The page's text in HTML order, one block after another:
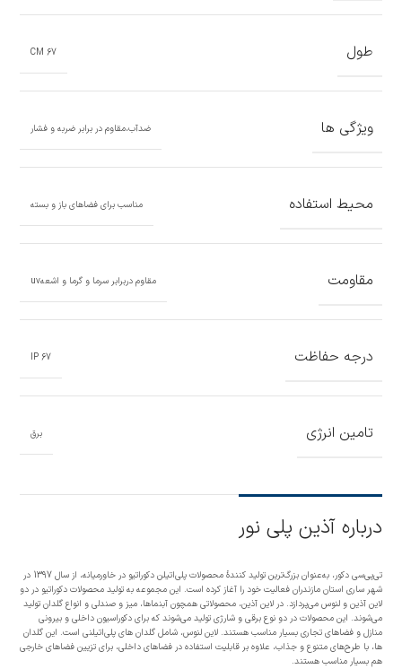
طول 67 CM
ویژگی ها ضدآب،مقاوم در برابر ضربه و فشار
محیط استفاده مناسب برای فضاهای باز و بسته
مقاومت مقاوم دربرابر سرما و گرما و اشعهuv
درجه حفاظت 67 IP
تامین انرژی برق
درباره آذین پلی نور
تی‌پی‌سی دکور، به‌عنوان بزرگ‌ترین تولید کنندۀ محصولات پلی‌اتیلن دکوراتیو در خاورمیانه، از سال 1397 در
شهر ساری استان مازندران فعالیت خود را آغاز کرده است. این مجموعه به تولید محصولات دکوراتیو در دو
لاین آذین و لنوس می‌پردازد. در لاین آذین، محصولاتی همچون آبنماها، میز و صندلی و انواع گلدان تولید
می‌شوند. این محصولات در دو نوع برقی و شارژی تولید می‌شوند که برای دکوراسیون داخلی و بیرونی
منازل و فضاهای تجاری بسیار مناسب هستند. لاین لنوس، شامل گلدان های پلی‌اتیلنی است. این گلدان
ها، با طرح‌های متنوع و جذاب، علاوه بر قابلیت استفاده در فضاهای داخلی، برای تزیین فضاهای خارجی
هم بسیار مناسب هستند.